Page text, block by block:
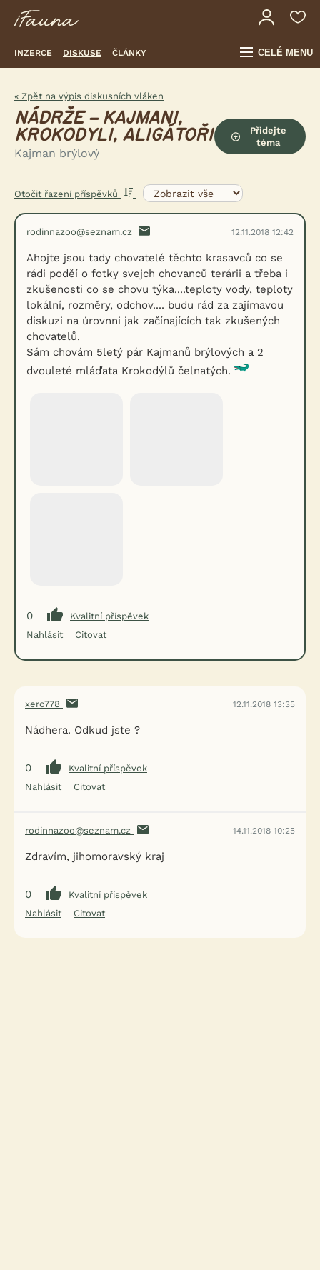
INZERCE DISKUSE ČLÁNKY CELÉ MENU
« Zpět na výpis diskusních vláken
NÁDRŽE – KAJMANI,
KROKODYLI, ALIGÁTOŘI
Kajman brýlový
Přidejte
téma
Otočit řazení příspěvků
rodinnazoo@seznam.cz 12.11.2018 12:42
Ahojte jsou tady chovatelé těchto krasavců co se
rádi poděí o fotky svejch chovanců terárii a třeba i
zkušenosti co se chovu týka....teploty vody, teploty
lokální, rozměry, odchov.... budu rád za zajímavou
diskuzi na úrovnni jak začínajících tak zkušených
chovatelů.
Sám chovám 5letý pár Kajmanů brýlových a 2
dvouleté mláďata Krokodýlů čelnatých.
0
Kvalitní příspěvek
Nahlásit
Citovat
xero778 12.11.2018 13:35
Nádhera. Odkud jste ?
0
Kvalitní příspěvek
Nahlásit
Citovat
rodinnazoo@seznam.cz 14.11.2018 10:25
Zdravím, jihomoravský kraj
0
Kvalitní příspěvek
Nahlásit
Citovat